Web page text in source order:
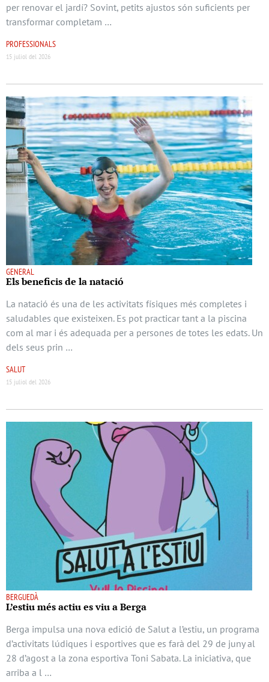
per renovar el jardí? Sovint, petits ajustos són suficients per
transformar completam …
PROFESSIONALS
15 juliol del 2026
GENERAL
Els beneﬁcis de la natació
La natació és una de les activitats físiques més completes i
saludables que existeixen. Es pot practicar tant a la piscina
com al mar i és adequada per a persones de totes les edats. Un
dels seus prin …
SALUT
15 juliol del 2026
BERGUEDÀ
L’estiu més actiu es viu a Berga
Berga impulsa una nova edició de Salut a l’estiu, un programa
d’activitats lúdiques i esportives que es farà del 29 de juny al
28 d’agost a la zona esportiva Toni Sabata. La iniciativa, que
arriba a l …